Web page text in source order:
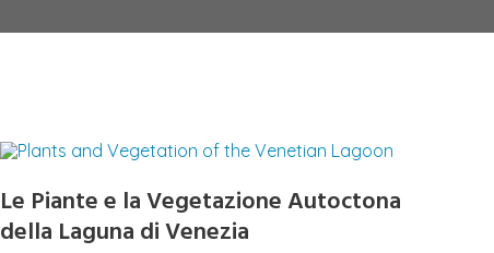
Le Piante e la Vegetazione Autoctona
della Laguna di Venezia